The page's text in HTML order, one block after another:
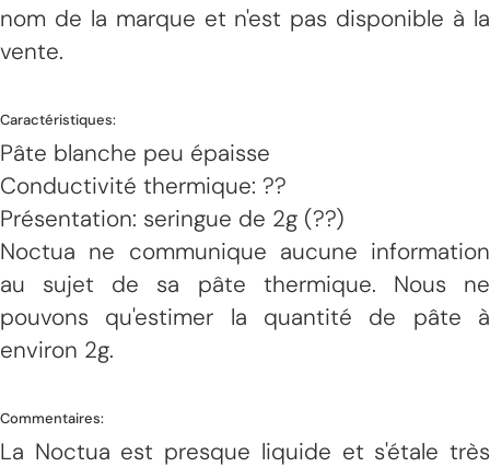
nom de la marque et n'est pas disponible à la
vente.
Caractéristiques:
Pâte blanche peu épaisse
Conductivité thermique: ??
Présentation: seringue de 2g (??)
Noctua ne communique aucune information
au sujet de sa pâte thermique. Nous ne
pouvons qu'estimer la quantité de pâte à
environ 2g.
Commentaires:
La Noctua est presque liquide et s'étale très